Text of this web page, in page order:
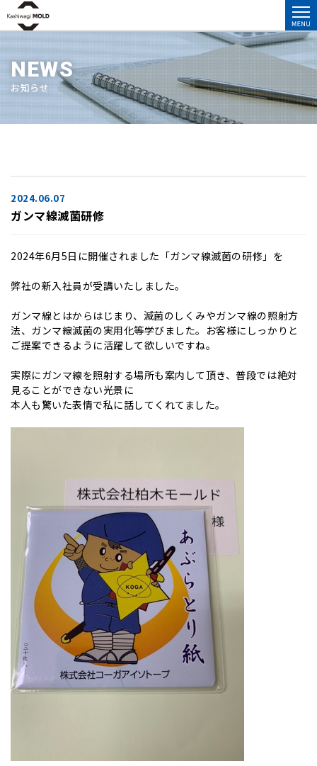
NEWS
お知らせ
2024.06.07
ガンマ線滅菌研修
2024年6月5日に開催されました「ガンマ線滅菌の研修」を
弊社の新入社員が受講いたしました。
ガンマ線とはからはじまり、滅菌のしくみやガンマ線の照射方
法、ガンマ線滅菌の実用化等学びました。お客様にしっかりと
ご提案できるように活躍して欲しいですね。
実際にガンマ線を照射する場所も案内して頂き、普段では絶対
見ることができない光景に
本人も驚いた表情で私に話してくれてました。